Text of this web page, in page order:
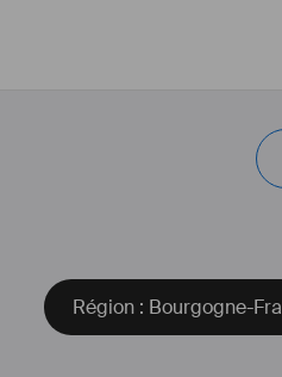
Région : Bourgogne-